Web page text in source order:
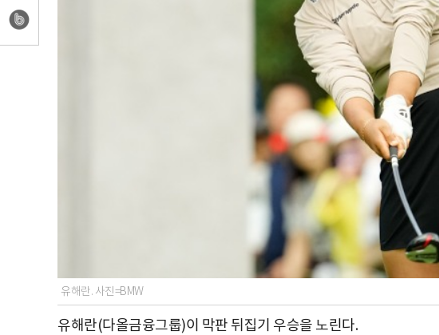
유해란. 사진=BMW
유해란(다올금융그룹)이 막판 뒤집기 우승을 노린다.